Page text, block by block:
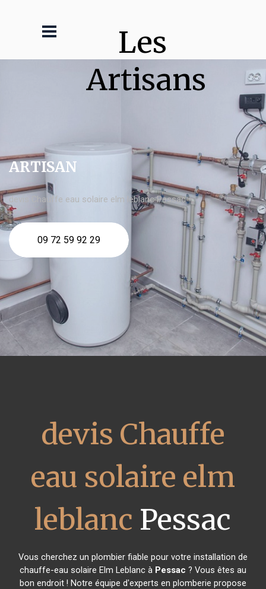
Les
Artisans
ARTISAN
devis Chauffe eau solaire elm leblanc Pessac
09 72 59 92 29
devis Chauffe
eau solaire elm
leblanc Pessac
Vous cherchez un plombier fiable pour votre installation de
chauffe-eau solaire Elm Leblanc à Pessac ? Vous êtes au
bon endroit ! Notre équipe d'experts en plomberie propose